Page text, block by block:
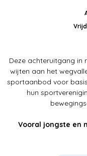
Deze achteruitgang in
wijten aan het
sportaanbod voor
hun
Vooral jongste en